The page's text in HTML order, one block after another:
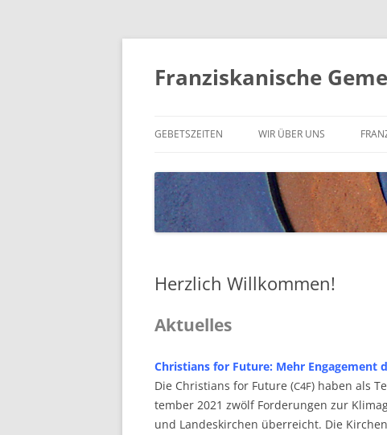
Franziskanische
GEBETSZEITEN WIR ÜBER UNS
Herzlich Willkommen!
Aktuelles
Chris­ti­ans for Future: Mehr Enga­ge­ment
Die Chris­ti­ans for Future (C4F) haben als
tem­ber 2021 zwölf For­de­run­gen zur
und Lan­des­kir­chen über­reicht. Die